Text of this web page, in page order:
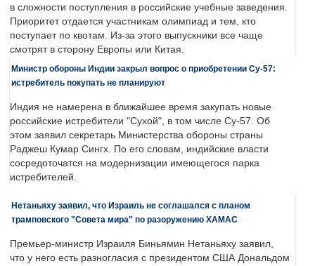
в сложности поступления в российские учебные заведения.
Приоритет отдается участникам олимпиад и тем, кто
поступает по квотам. Из-за этого выпускники все чаще
смотрят в сторону Европы или Китая.
Министр обороны Индии закрыл вопрос о приобретении Су-57:
истребитель покупать не планируют
Индия не намерена в ближайшее время закупать новые
российские истребители "Сухой", в том числе Су-57. Об
этом заявил секретарь Министерства обороны страны
Раджеш Кумар Сингх. По его словам, индийские власти
сосредоточатся на модернизации имеющегося парка
истребителей.
Нетаньяху заявил, что Израиль не соглашался с планом
трамповского "Совета мира" по разоружению ХАМАС
Премьер-министр Израиля Биньямин Нетаньяху заявил,
что у него есть разногласия с президентом США Дональдом